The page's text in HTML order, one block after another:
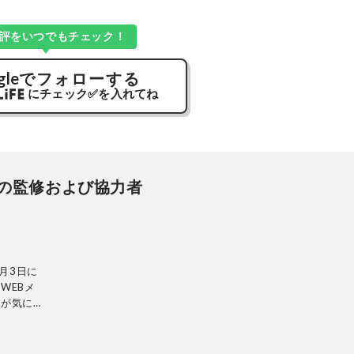
をいつでもチェック！
でフォローする
にチェック✅を入れてね
監修および協力者
3日に
メ
気にな